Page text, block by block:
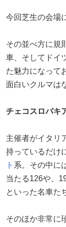
今回芝生の会場
その並べ方に規
車、そしてドイ
た魅力になって
面白いクルマは
チェコスロバキ
主催者がイタリ
持っているだけ
ト 系。その中に
当たる126や、
といった名車た
そのほか非常に